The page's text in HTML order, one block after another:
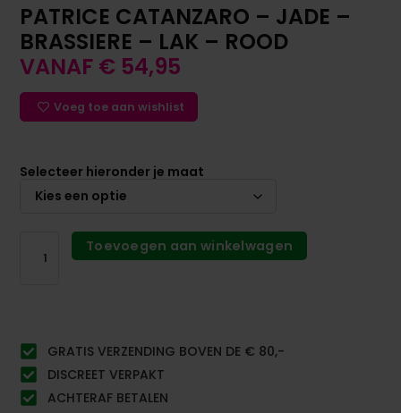
PATRICE CATANZARO – JADE –
BRASSIERE – LAK – ROOD
VANAF € 54,95
Voeg toe aan wishlist
Selecteer hieronder je maat
Toevoegen aan winkelwagen
GRATIS VERZENDING BOVEN DE € 80,-
DISCREET VERPAKT
ACHTERAF BETALEN